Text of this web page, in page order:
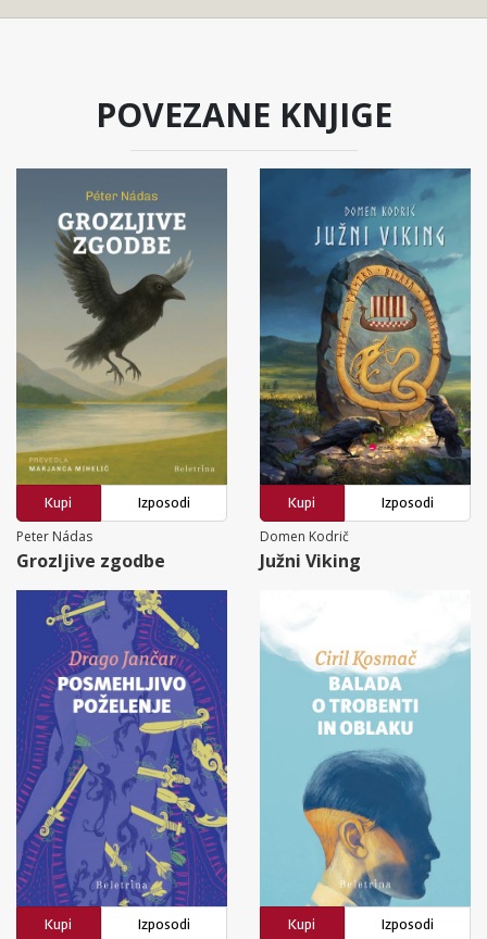
POVEZANE KNJIGE
Kupi
Izposodi
Peter Nádas
Grozljive zgodbe
Kupi
Izposodi
Domen Kodrič
Južni Viking
Kupi
Izposodi
Kupi
Izposodi